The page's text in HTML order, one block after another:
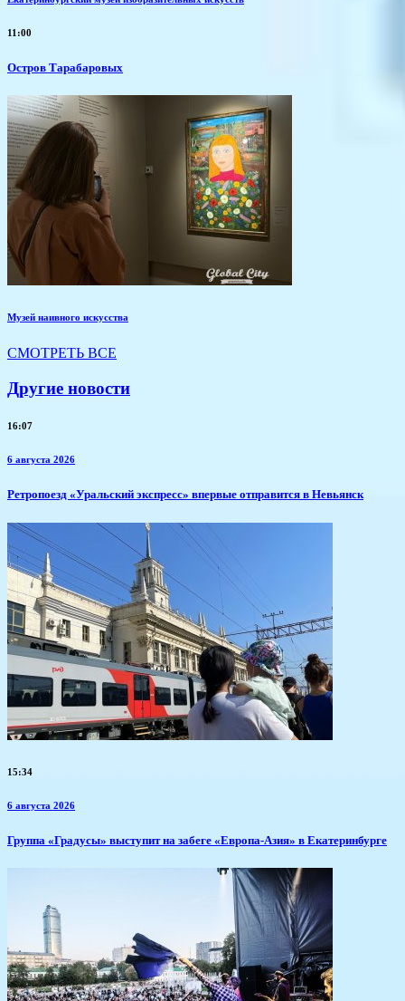
11:00
Остров Тарабаровых
Музей наивного искусства
СМОТРЕТЬ ВСЕ
Другие новости
16:07
6 августа 2026
​Ретропоезд «Уральский экспресс» впервые отправится в Невьянск
15:34
6 августа 2026
​Группа «Градусы» выступит на забеге «Европа-Азия» в Екатеринбурге